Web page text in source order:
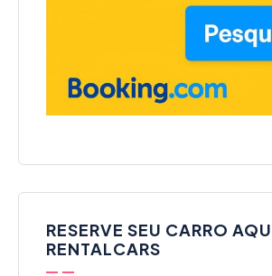
RESERVE SEU CARRO
RENTALCARS